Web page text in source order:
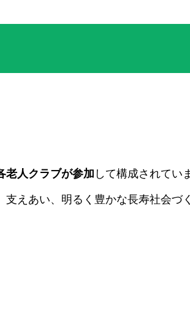
老人クラブが参加 して構成されてい
えあい、明るく豊かな長寿社会